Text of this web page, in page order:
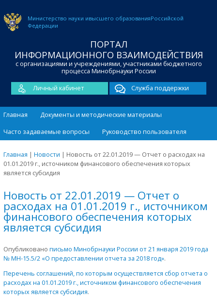
Министерство науки ивысшего образованияРоссийской
Федерации
ПОРТАЛ
ИНФОРМАЦИОННОГО ВЗАИМОДЕЙСТВИЯ
с организациями и учреждениями, участниками бюджетного
процесса Минобрнауки России
Личный кабинет
Служба поддержки
Главная
Документы и методические материалы
Часто задаваемые вопросы
Руководство пользователя
Главная | Новости | Новость от 22.01.2019 — Отчет о расходах на
01.01.2019 г., источником финансового обеспечения которых
является субсидия
Новость от 22.01.2019 — Отчет о
расходах на 01.01.2019 г., источником
финансового обеспечения которых
является субсидия
Опубликовано письмо Минобрнауки России от 21 января 2019 года
№ МН-15.5/2 «О предоставлении отчета за 2018 год».
Перечень соглашений, по которым осуществляется сбор отчета о
расходах на 01.01.2019 г., источником финансового обеспечения
которых является субсидия.